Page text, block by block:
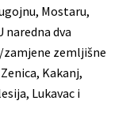
Mostaru,
naredna dva
zamjene zemljišne
Kakanj,
Lukavac i